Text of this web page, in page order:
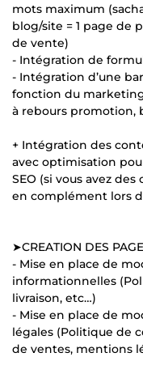
mots maximum
blog/site = 1 page de
de vente)
- Intégration de
- Intégration d’une
fonction du
à rebours promotion,
+ Intégration des
avec optimisation
SEO (si vous avez
en complément lors
➤CREATION DES
- Mise en place de
informationnelles
livraison, etc…)
- Mise en place de
légales (Politique de
de ventes, mentions